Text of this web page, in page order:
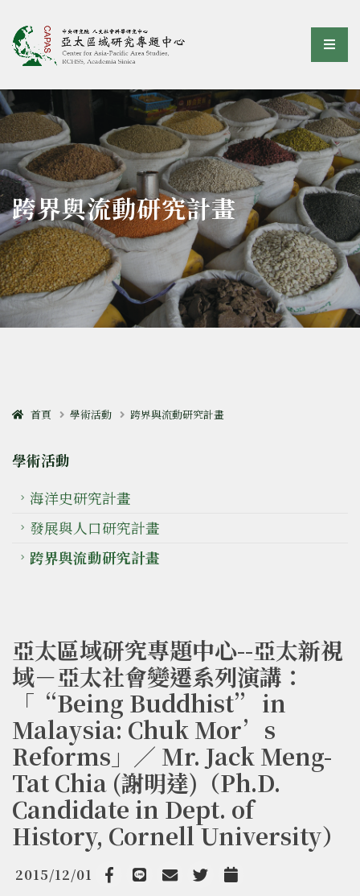
亞太區域研究專題中心選
:::
跨界與流動研究計畫
首頁 學術活動 跨界與流動研究計畫
學術活動
海洋史研究計畫
發展與人口研究計畫
跨界與流動研究計畫
亞太區域研究專題中心--亞太新視
域－亞太社會變遷系列演講：
「“Being Buddhist” in
Malaysia: Chuk Mor’s
Reforms」／ Mr. Jack Meng-
Tat Chia (謝明達)（Ph.D.
Candidate in Dept. of
History, Cornell University）
2015/12/01
Facebook TwitterAdd to Calendar